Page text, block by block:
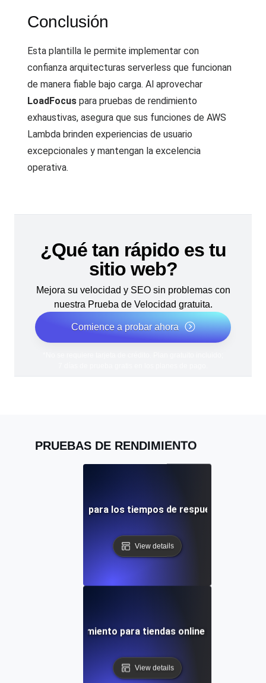
Conclusión
Esta plantilla le permite implementar con
confianza arquitecturas serverless que funcionan
de manera fiable bajo carga. Al aprovechar
LoadFocus para pruebas de rendimiento
exhaustivas, asegura que sus funciones de AWS
Lambda brinden experiencias de usuario
excepcionales y mantengan la excelencia
operativa.
¿Qué tan rápido es tu
sitio web?
Mejora su velocidad y SEO sin problemas con
nuestra Prueba de Velocidad gratuita.
Comience a probar ahora
PRUEBAS DE RENDIMIENTO
de rendimiento para los tiempos de respuesta de la
View details
Pruebas de rendimiento para tiendas online de
View details